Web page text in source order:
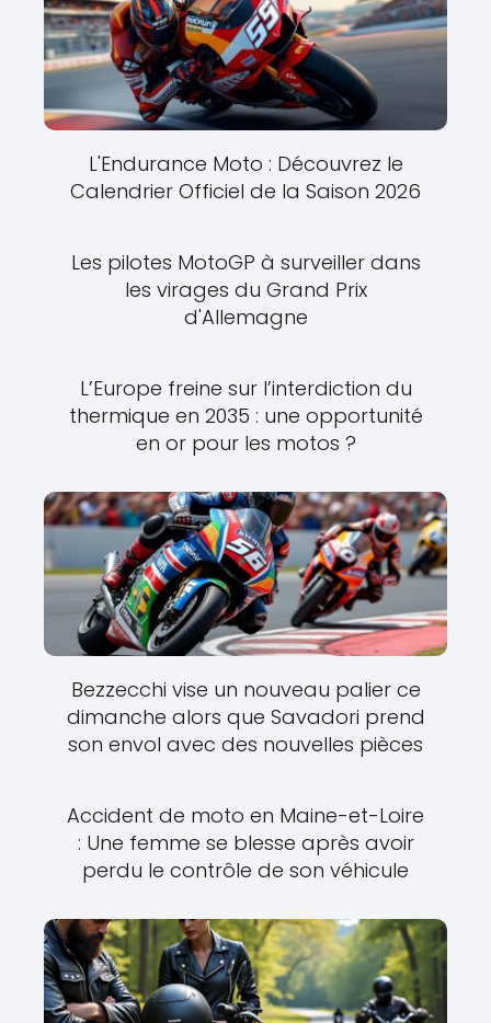
L'Endurance Moto : Découvrez le
Calendrier Officiel de la Saison 2026
Les pilotes MotoGP à surveiller dans
les virages du Grand Prix
d'Allemagne
L’Europe freine sur l’interdiction du
thermique en 2035 : une opportunité
en or pour les motos ?
Bezzecchi vise un nouveau palier ce
dimanche alors que Savadori prend
son envol avec des nouvelles pièces
Accident de moto en Maine-et-Loire
: Une femme se blesse après avoir
perdu le contrôle de son véhicule